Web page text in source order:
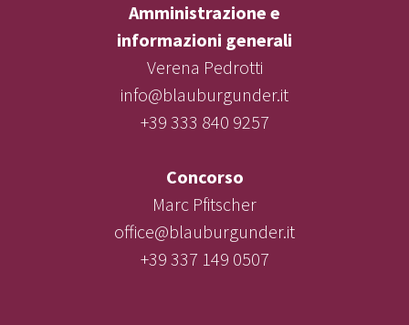
Amministrazione e
informazioni generali
Verena Pedrotti
info@blauburgunder.it
+39 333 840 9257
Concorso
Marc Pfitscher
office@blauburgunder.it
+39 337 149 0507